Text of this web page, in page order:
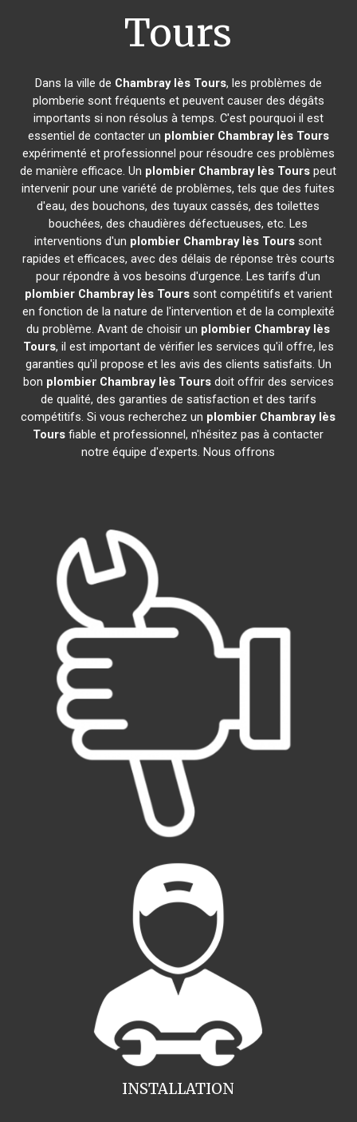
Tours
Dans la ville de Chambray lès Tours, les problèmes de
plomberie sont fréquents et peuvent causer des dégâts
importants si non résolus à temps. C'est pourquoi il est
essentiel de contacter un plombier Chambray lès Tours
expérimenté et professionnel pour résoudre ces problèmes
de manière efficace. Un plombier Chambray lès Tours peut
intervenir pour une variété de problèmes, tels que des fuites
d'eau, des bouchons, des tuyaux cassés, des toilettes
bouchées, des chaudières défectueuses, etc. Les
interventions d'un plombier Chambray lès Tours sont
rapides et efficaces, avec des délais de réponse très courts
pour répondre à vos besoins d'urgence. Les tarifs d'un
plombier Chambray lès Tourssont compétitifs et varient
en fonction de la nature de l'intervention et de la complexité
du problème. Avant de choisir un plombier Chambray lès
Tours, il est important de vérifier les services qu'il offre, les
garanties qu'il propose et les avis des clients satisfaits. Un
bon plombier Chambray lès Toursdoit offrir des services
de qualité, des garanties de satisfaction et des tarifs
compétitifs. Si vous recherchez un plombier Chambray lès
Tours fiable et professionnel, n'hésitez pas à contacter
notre équipe d'experts. Nous offrons
INSTALLATION